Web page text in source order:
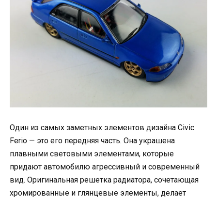
Один из самых заметных элементов дизайна Civic
Ferio — это его передняя часть. Она украшена
плавными световыми элементами, которые
придают автомобилю агрессивный и современный
вид. Оригинальная решетка радиатора, сочетающая
хромированные и глянцевые элементы, делает